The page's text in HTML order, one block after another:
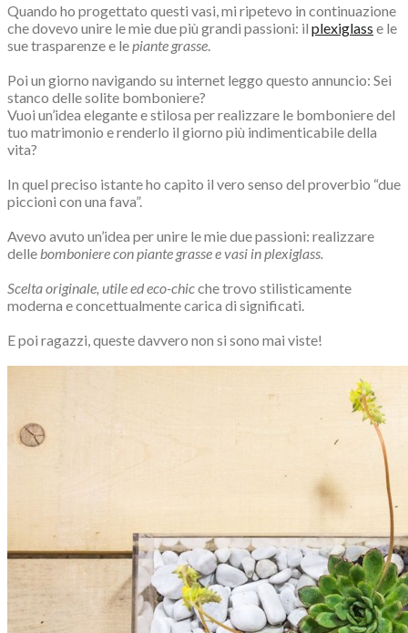
Quando ho progettato questi vasi, mi ripetevo in continuazione
che dovevo unire le mie due più grandi passioni: il plexiglass e le
sue trasparenze e le piante grasse
Poi un giorno navigando su internet leggo questo annuncio: Sei
stanco delle solite bomboniere?
Vuoi un’idea elegante e stilosa per realizzare le bomboniere del
tuo matrimonio e renderlo il giorno più indimenticabile della
vita?
In quel preciso istante ho capito il vero senso del proverbio “due
piccioni con una fava”.
Avevo avuto un’idea per unire le mie due passioni: realizzare
delle bomboniere con piante grasse e vasi in plexiglass.
Scelta originale, utile ed eco-chicche trovo stilisticamente
moderna e concettualmente carica di significati.
E poi ragazzi, queste davvero non si sono mai viste!